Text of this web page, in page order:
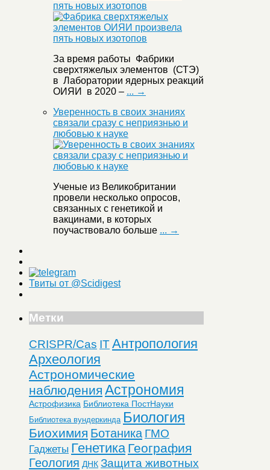
пять новых изотопов
За время работы Фабрики
сверхтяжелых элементов (СТЭ)
в Лаборатории ядерных реакций
ОИЯИ в 2020 – ... →
Уверенность в своих знаниях
связали сразу с неприязнью и
любовью к науке
Ученые из Великобритании
провели несколько опросов,
связанных с генетикой и
вакцинами, в которых
поучаствовало больше ... →
Твиты от @Scidigest
Метки
CRISPR/Cas ITАнтропология
Археология
Астрономические
наблюдения Астрономия
Астрофизика Библиотека ПостНауки
Библиотека вундеркинда Биология
Биохимия Ботаника ГМО
Гаджеты Генетика География
Геология ДНК Защита животных